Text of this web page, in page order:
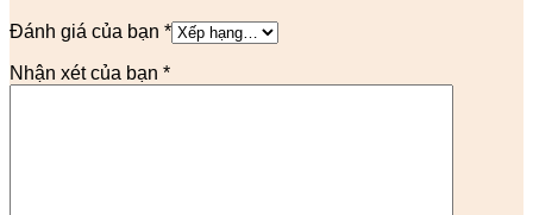
Đánh giá của bạn *
Nhận xét của bạn *